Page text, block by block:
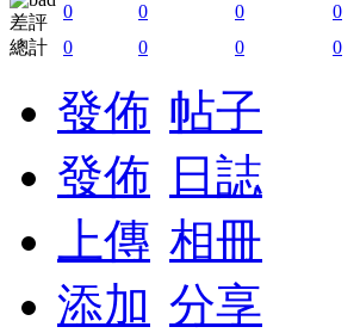
差評
0 0 0 0
總計
0 0 0 0
發佈 帖子
發佈
日誌
上傳 相冊
添加 分享